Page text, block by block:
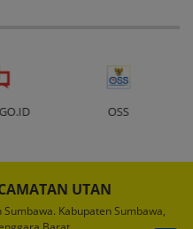
OSS
UTAN
Kabupaten Sumbawa,